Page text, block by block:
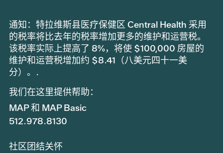
通知：特拉维斯县医疗保健区 Central Health 采用
的税率将比去年的税率增加更多的维护和运营税。
该税率实际上提高了 8%，将使 $100,000 房屋的
维护和运营税增加约 $8.41（八美元四十一美
分）。.
我们在这里提供帮助：
MAP 和 MAP Basic
512.978.8130
社区团结关怀